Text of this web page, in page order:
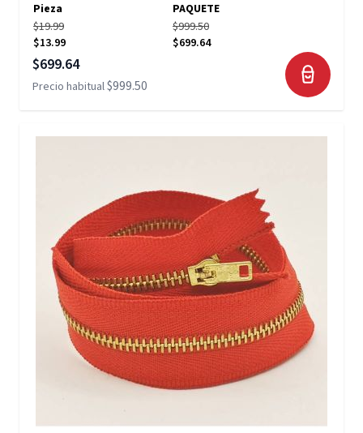
Pieza
PAQUETE
$19.99
$13.99
$999.50
$699.64
Precio especial
$699.64
Precio habitual$999.50